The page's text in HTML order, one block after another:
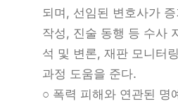
되며, 선임된 변호사가
작성, 진술 동행 등 수사
석 및 변론, 재판 모니터
과정 도움을 준다.
○ 폭력 피해와 연관된 명